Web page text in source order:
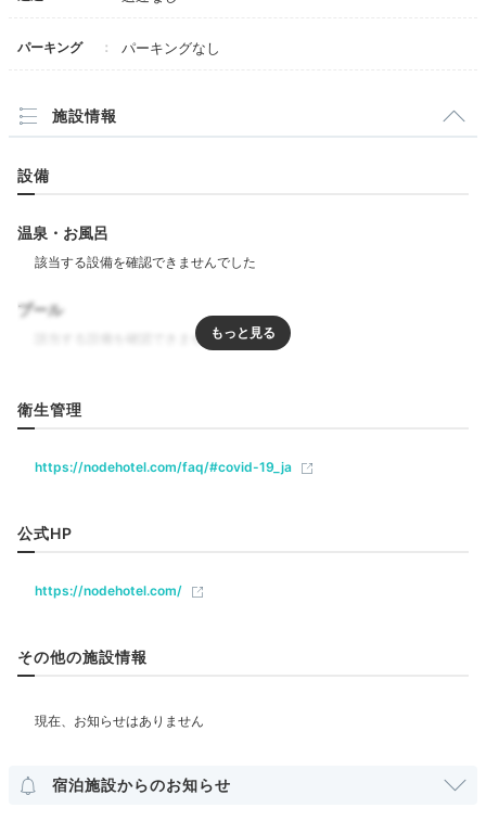
18:30
館内ダイニングで
ディナータイム
夕食は周辺の飲食店へ行くのもよいですし、館内ダイニ
め。ボリュームのある肉料理など、おなかが満たされる
ひとときを味わって。
yukokko3706
泊者は確か割引があった気がします。カトラリーはおし
パーキング パーキングなし
施設情報
設備
温泉・お風呂
プール
飲食
ベビー＆子供関連
洋室
その他館内施設
アメニティ
衛生管理
https://nodehotel.com/faq/#covid-19_ja
公式HP
https://nodehotel.com/
その他の施設情報
宿泊施設からのお知らせ